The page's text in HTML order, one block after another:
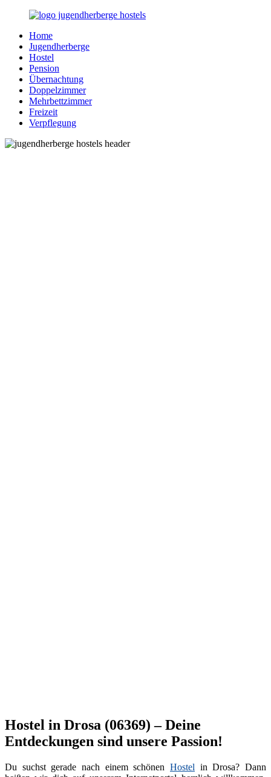
Zurück
Inhalt
Jugendherberge-
Hostels.de
Reisen
junge
jung
gebliebene
Menschen
Home
Jugendherberge
Hostel
Pension
Übernachtung
Doppelzimmer
Mehrbettzimmer
Freizeit
Verpflegung
Hostel in Drosa (06369) – Deine
Entdeckungen sind unsere Passion!
Du suchst gerade nach einem schönen Hostel in Drosa? Dann